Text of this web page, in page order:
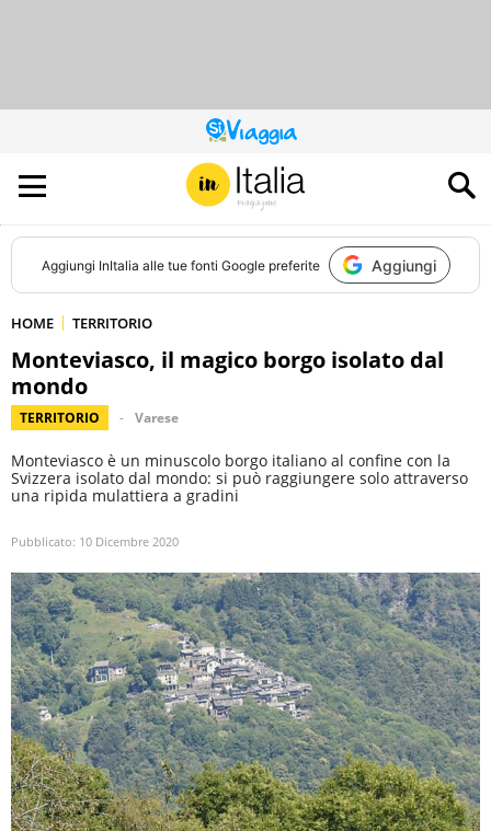
QUESTO
SITO
CONTRIBUISCE
ALL’AUDIENCE
DI
Aggiungi InItalia alle tue fonti Google preferite Aggiungi
HOME TERRITORIO
Monteviasco, il magico borgo isolato dal
mondo
TERRITORIO Varese
Monteviasco è un minuscolo borgo italiano al confine con la
Svizzera isolato dal mondo: si può raggiungere solo attraverso
una ripida mulattiera a gradini
Pubblicato: 10 Dicembre 2020